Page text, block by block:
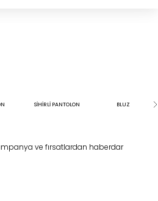
SİHİRLİ PANTOLON BLUZ
ve fırsatlardan haberdar